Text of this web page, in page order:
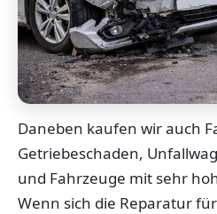
Daneben kaufen wir auch
Getriebeschaden,
und Fahrzeuge mit sehr
Wenn sich die Reparatur